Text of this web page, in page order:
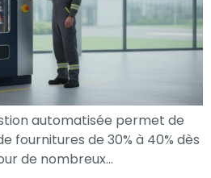
automatisée permet de
fournitures de 30% à 40% dès
de nombreux…